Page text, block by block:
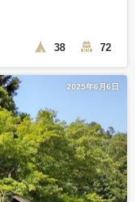
38 72
2025年6月6日